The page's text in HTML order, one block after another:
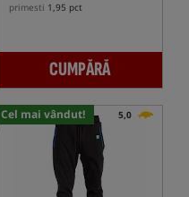
primesti 1,95 pct
CUMPĂRĂ
Cel mai vândut! 5,0